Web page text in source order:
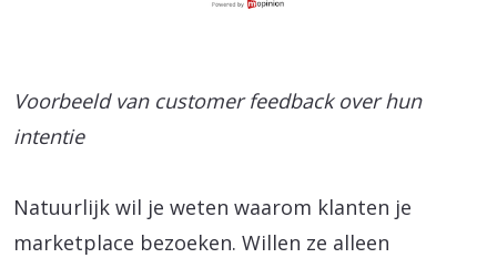
Voorbeeld van customer feedback over hun
intentie
Natuurlijk wil je weten waarom klanten je
marketplace bezoeken. Willen ze alleen